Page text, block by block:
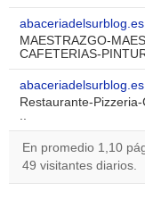
abaceriadelsurblog.es
MAESTRAZGO-
CAFETERIAS-
abaceriadelsurblog.es
Restaurante-
..
En promedio 1,10
49 visitantes diarios.